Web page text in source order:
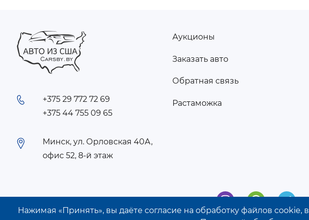
Нажимая «Принять», вы даёте согласие на обработку файлов cookie, в
+375 29 772 72 69
+375 44 755 09 65
Минск, ул. Орловская 40А,
офис 52, 8-й этаж
MENU
Аукционы
Заказать авто
Обратная связь
Растаможка